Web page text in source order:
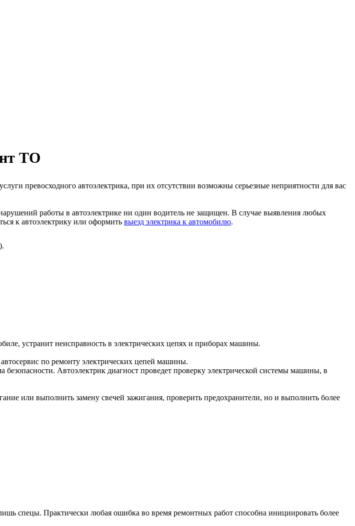
ТО
превосходного автоэлектрика, при их отсутствии возможны серьезные неприятности для вас
работы в автоэлектрике ни один водитель не защищен. В случае выявления любых
к автоэлектрику или оформить выезд электрика к автомобилю.
).
устранит неисправность в электрических цепях и приборах машины.
по ремонту электрических цепей машины.
Автоэлектрик диагност проведет проверку электрической системы машины, в
или выполнить замену свечей зажигания, проверить предохранители, но и выполнить более
спецы. Практически любая ошибка во время ремонтных работ способна инициировать более